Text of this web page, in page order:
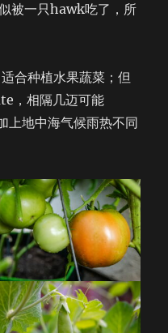
被一只hawk吃了，所
合种植水果蔬菜；但
，相隔几迈可能
上地中海气候雨热不同